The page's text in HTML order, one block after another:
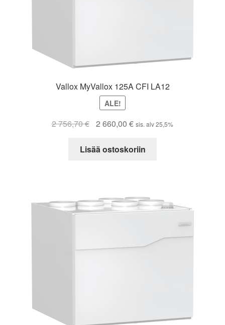
Vallox MyVallox 125A CFI LA12
ALE!
2 756,70€ Alkuperäinen
oli:
2 660,00€Nykyinen
on:
sis. alv 25,5%
Lisää ostoskoriin